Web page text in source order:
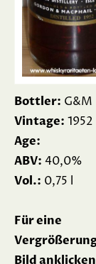
Bottler: G&M
Vintage: 1952
Age:
ABV: 40,0%
Vol.: 0,75 l
Für eine
Bild